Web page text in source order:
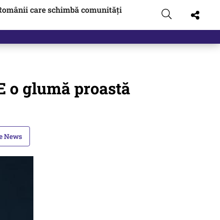
care schimbă comunități
o glumă proastă
News